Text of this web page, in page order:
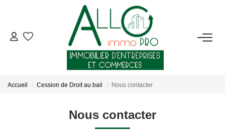
ACHETER
LOUER
NOTRE AGENCE
Accueil Cession de Droit au bail Nous contacter
Nous contacter